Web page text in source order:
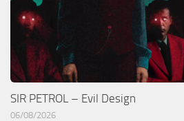
SIR PETROL – Evil Design
06/08/2026